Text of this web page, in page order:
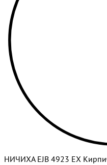
НИЧИХА EJB 4923 EX